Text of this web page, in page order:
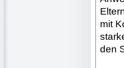
mit
den